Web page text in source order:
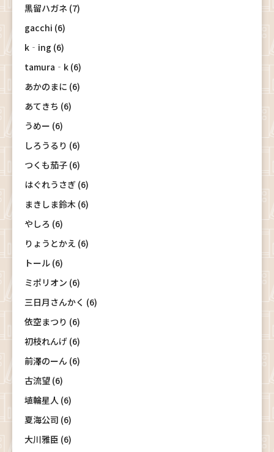
黒留ハガネ (7)
gacchi (6)
k‐ing (6)
tamura‐k (6)
あかのまに (6)
あてきち (6)
うめー (6)
しろうるり (6)
つくも茄子 (6)
はぐれうさぎ (6)
まきしま鈴木 (6)
やしろ (6)
りょうとかえ (6)
トール (6)
ミポリオン (6)
三日月さんかく (6)
依空まつり (6)
初枝れんげ (6)
前澤のーん (6)
古流望 (6)
埴輪星人 (6)
夏海公司 (6)
大川雅臣 (6)